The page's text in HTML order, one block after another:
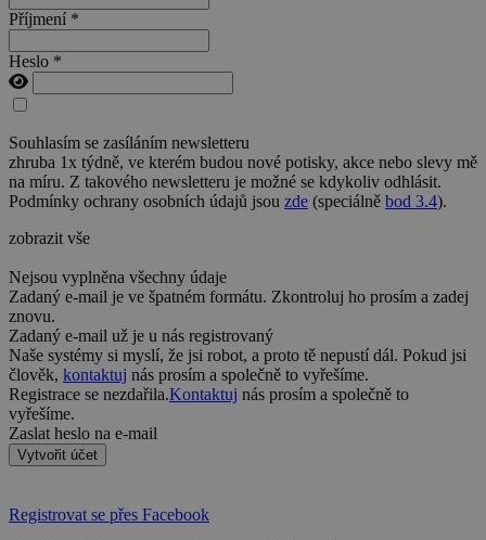
Příjmení *
Heslo *
Souhlasím se zasíláním newsletteru
zhruba 1x týdně, ve kterém budou nové potisky, akce nebo slevy mě
na míru. Z takového newsletteru je možné se kdykoliv odhlásit.
Podmínky ochrany osobních údajů jsou zde (speciálně bod 3.4).
zobrazit vše
Nejsou vyplněna všechny údaje
Zadaný e-mail je ve špatném formátu. Zkontroluj ho prosím a zadej
znovu.
Zadaný e-mail už je u nás registrovaný
Naše systémy si myslí, že jsi robot, a proto tě nepustí dál. Pokud jsi
člověk, kontaktuj nás prosím a společně to vyřešíme.
Registrace se nezdařila.Kontaktuj nás prosím a společně to
vyřešíme.
Zaslat heslo na e-mail
Vytvořit účet
Registrovat se přes Facebook